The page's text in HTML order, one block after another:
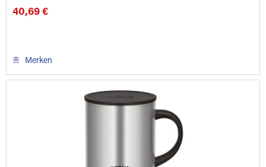
40,69 €
Merken